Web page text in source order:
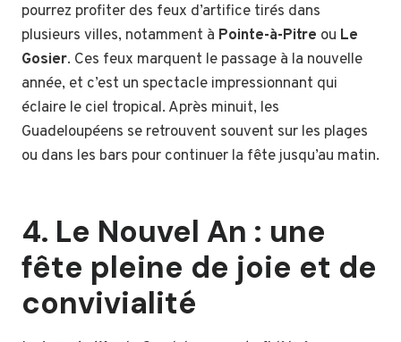
pourrez profiter des feux d’artifice tirés dans
plusieurs villes, notamment à Pointe-à-Pitre ou Le
Gosier. Ces feux marquent le passage à la nouvelle
année, et c’est un spectacle impressionnant qui
éclaire le ciel tropical. Après minuit, les
Guadeloupéens se retrouvent souvent sur les plages
ou dans les bars pour continuer la fête jusqu’au matin.
4. Le Nouvel An : une
fête pleine de joie et de
convivialité